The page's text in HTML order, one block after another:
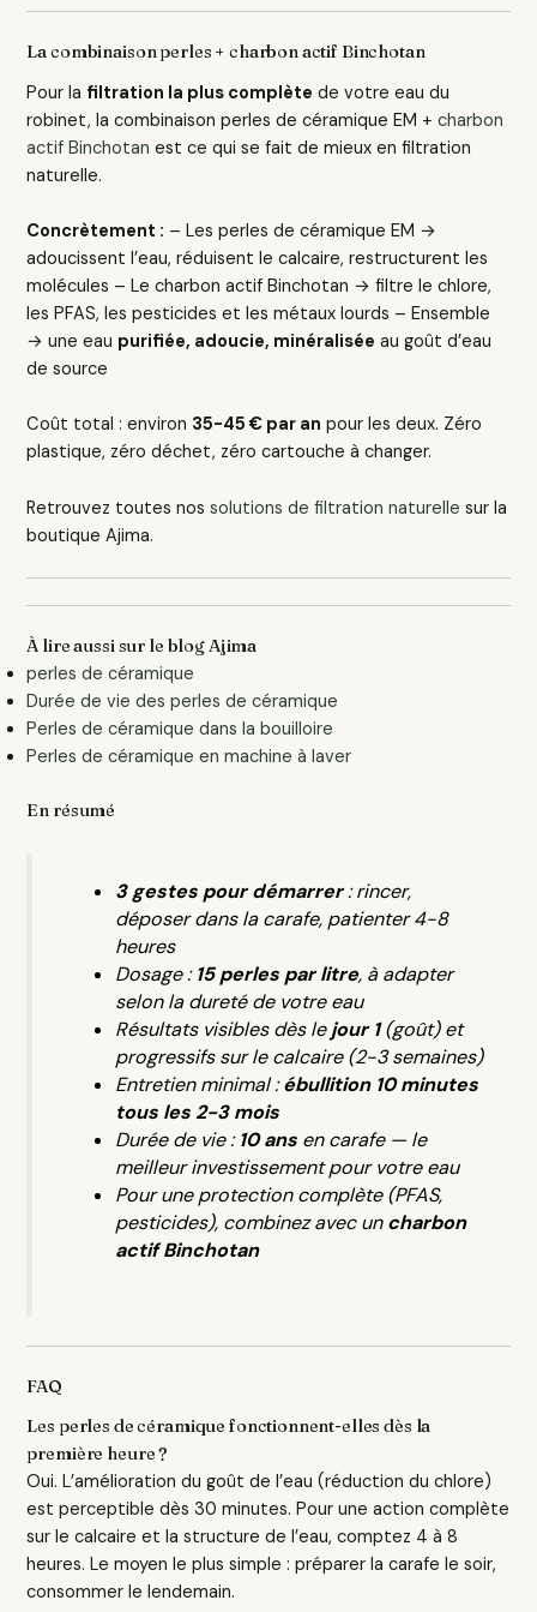
La combinaison perles + charbon actif Binchotan
Pour la filtration la plus complète de votre eau du
robinet, la combinaison perles de céramique EM +charbon
actif Binchotan est ce qui se fait de mieux en filtration
naturelle.
Concrètement : – Les perles de céramique EM →
adoucissent l’eau, réduisent le calcaire, restructurent les
molécules – Le charbon actif Binchotan → filtre le chlore,
les PFAS, les pesticides et les métaux lourds – Ensemble
→ une eau purifiée, adoucie, minéralisée au goût d’eau
de source
Coût total : environ 35-45 € par an pour les deux. Zéro
plastique, zéro déchet, zéro cartouche à changer.
Retrouvez toutes nossolutions de filtration naturelle sur la
boutique Ajima.
À lire aussi sur le blog Ajima
perles de céramique
Durée de vie des perles de céramique
Perles de céramique dans la bouilloire
Perles de céramique en machine à laver
En résumé
3 gestes pour démarrer: rincer,
déposer dans la carafe, patienter 4-8
heures
Dosage :15 perles par litre, à adapter
selon la dureté de votre eau
Résultats visibles dès lejour 1(goût) et
progressifs sur le calcaire (2-3 semaines)
Entretien minimal :ébullition 10 minutes
tous les 2-3 mois
Durée de vie :10 ansen carafe — le
meilleur investissement pour votre eau
Pour une protection complète (PFAS,
pesticides), combinez avec uncharbon
actif Binchotan
FAQ
Les perles de céramique fonctionnent-elles dès la
première heure ?
Oui. L’amélioration du goût de l’eau (réduction du chlore)
est perceptible dès 30 minutes. Pour une action complète
sur le calcaire et la structure de l’eau, comptez 4 à 8
heures. Le moyen le plus simple : préparer la carafe le soir,
consommer le lendemain.